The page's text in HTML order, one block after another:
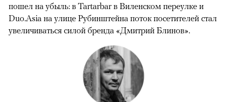
пошел на убыль: в Tartarbar в Виленском переулке и
Duo.Asia на улице Рубинштейна поток посетителей стал
увеличиваться силой бренда «Дмитрий Блинов».